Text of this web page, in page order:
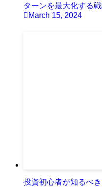
ターンを最大化する
March 15, 2024
投資初心者が知るべ